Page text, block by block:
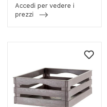
Accedi per vedere i
prezzi